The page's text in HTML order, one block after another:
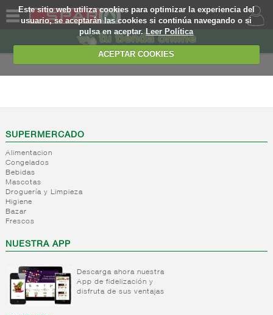
Este sitio web utiliza cookies para optimizar la experiencia del
usuario, se aceptarán las cookies si continúa navegando o si
pulsa en aceptar.Leer Política
ACEPTAR COOKIES
SOMOS
WEB
EJEMPLO
Tarritos
comida
infantil
Bolsitas
comida
infantil
Leches
continuacion
liquidas
infantiles
Postre
SUPERMERCADO
Alimentacion
Congelados
Bebidas
Mascotas
Droguería y Limpieza
Higiene
Bazar
Frescos
NUESTRA APP
Descarga ahora nuestra
App de fidelización y
disfruta de sus ventajas